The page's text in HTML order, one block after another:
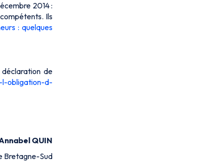
2014 :
Ils
: quelques
de
l-obligation-d-
QUIN
Bretagne-Sud